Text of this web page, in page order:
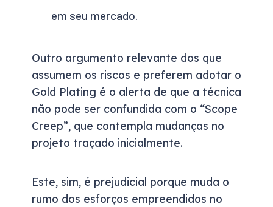
em seu mercado.
Outro argumento relevante dos que
assumem os riscos e preferem adotar o
Gold Plating é o alerta de que a técnica
não pode ser confundida com o “Scope
Creep”, que contempla mudanças no
projeto traçado inicialmente.
Este, sim, é prejudicial porque muda o
rumo dos esforços empreendidos no